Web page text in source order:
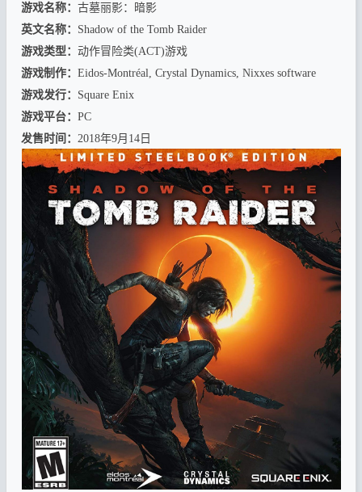
游戏名称： 古墓丽影：暗影
英文名称： Shadow of the Tomb Raider
游戏类型： 动作冒险类(ACT)游戏
游戏制作： Eidos-Montréal, Crystal Dynamics, Nixxes software
游戏发行： Square Enix
游戏平台： PC
发售时间： 2018年9月14日